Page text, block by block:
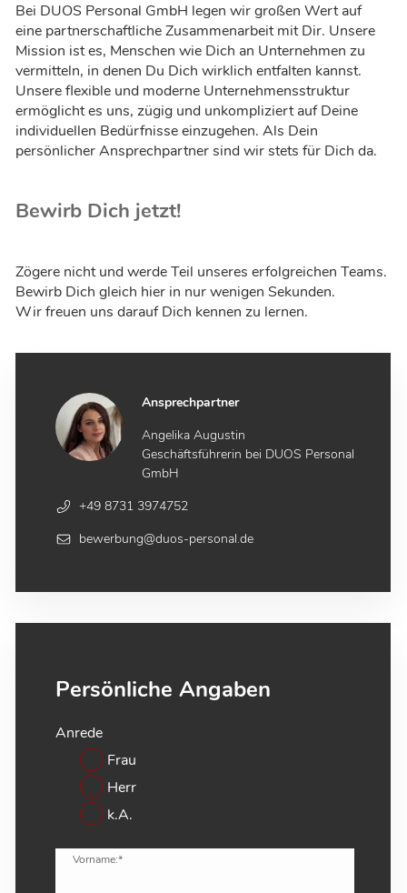
Ansprechpartner
Angelika Augustin
Geschäftsführerin bei DUOS Personal
GmbH
+49 8731 3974752
bewerbung@duos-personal.de
Persönliche Angaben
Anrede
Frau
Herr
k.A.
Vorname:*
Bei DUOS Personal GmbH legen wir großen Wert auf
eine partnerschaftliche Zusammenarbeit mit Dir. Unsere
Mission ist es, Menschen wie Dich an Unternehmen zu
vermitteln, in denen Du Dich wirklich entfalten kannst.
Unsere flexible und moderne Unternehmensstruktur
ermöglicht es uns, zügig und unkompliziert auf Deine
individuellen Bedürfnisse einzugehen. Als Dein
persönlicher Ansprechpartner sind wir stets für Dich da.
Bewirb Dich jetzt!
Zögere nicht und werde Teil unseres erfolgreichen Teams.
Bewirb Dich gleich hier in nur wenigen Sekunden.
Wir freuen uns darauf Dich kennen zu lernen.